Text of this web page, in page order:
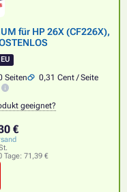
für HP 26X (CF226X),
Seiten
0,31 Cent / Seite
geeignet?
€
Tage: 71,39 €